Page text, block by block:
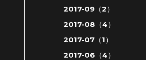
2017-09（2）
2017-08（4）
2017-07（1）
2017-06（4）